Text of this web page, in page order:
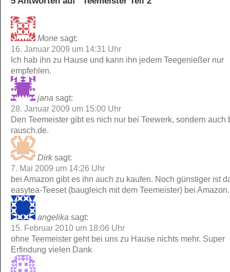
Mone sagt:
16. Januar 2009 um 14:31 Uhr
Ich hab ihn zu Hause und kann ihn jedem Teegenießer nur
empfehlen.
jana sagt:
28. Januar 2009 um 15:00 Uhr
Den Teemeister gibt es nich nur bei Teewerk, sondern auch
rausch.de.
Dirk sagt:
7. Mai 2009 um 14:26 Uhr
bei Amazon gibt es ihn auch zu kaufen. Noch günstiger ist
easytea-Teeset (baugleich mit dem Teemeister) bei Amazon.
angelika sagt:
15. Februar 2010 um 18:06 Uhr
ohne Teemeister geht bei uns zu Hause nichts mehr. Super
Erfindung vielen Dank